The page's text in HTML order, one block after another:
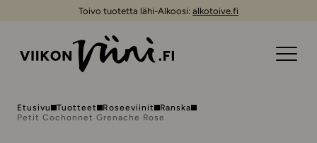
Toivo tuotetta lähi-Alkoosi: alkotoive.fi
Etusivu Tuotteet Roseeviinit
Ranska
Petit Cochonnet Grenache Rose